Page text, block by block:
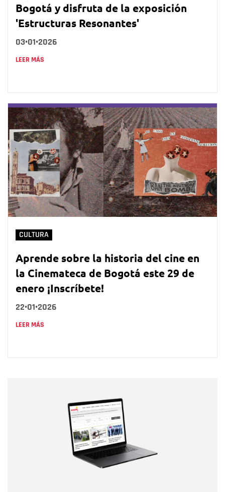
Bogotá y disfruta de la exposición
'Estructuras Resonantes'
03•01•2026
LEER MÁS
CULTURA
Aprende sobre la historia del cine en
la Cinemateca de Bogotá este 29 de
enero ¡Inscríbete!
22•01•2026
LEER MÁS
Correo electrónico
Tipo de comentario